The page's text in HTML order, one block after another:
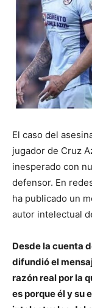
El caso del
jugador de Cruz
inesperado con
defensor. En
ha publicado un
autor intelectual
Desde la cuenta
difundió el
razón real por la
es porque él y su